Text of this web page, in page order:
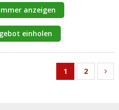
anzeigen
einholen
1 2